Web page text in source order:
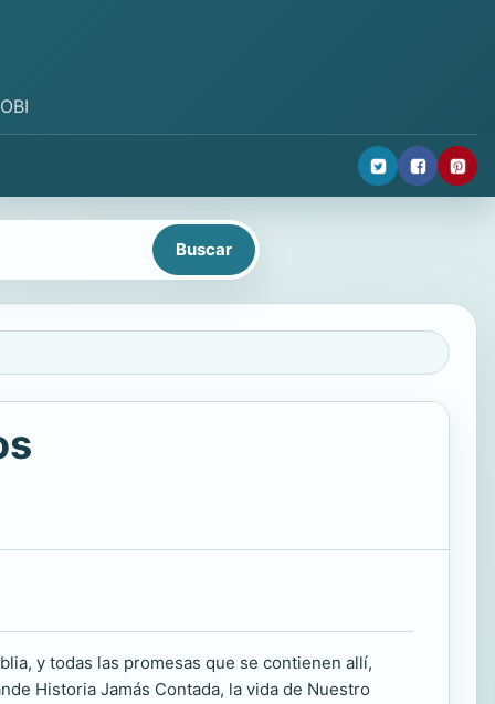
y todas las promesas que se contienen allí,
Historia Jamás Contada, la vida de Nuestro